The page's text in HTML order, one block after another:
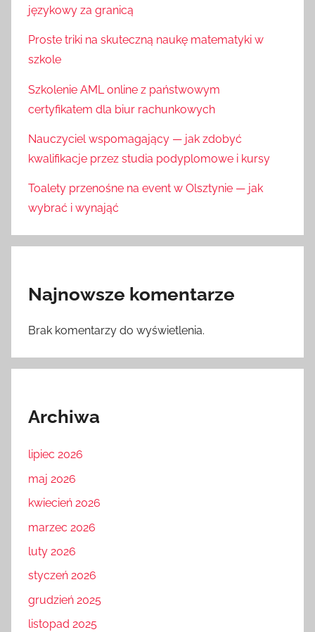
językowy za granicą
Proste triki na skuteczną naukę matematyki w
szkole
Szkolenie AML online z państwowym
certyfikatem dla biur rachunkowych
Nauczyciel wspomagający — jak zdobyć
kwalifikacje przez studia podyplomowe i kursy
Toalety przenośne na event w Olsztynie — jak
wybrać i wynająć
Najnowsze komentarze
Brak komentarzy do wyświetlenia.
Archiwa
lipiec 2026
maj 2026
kwiecień 2026
marzec 2026
luty 2026
styczeń 2026
grudzień 2025
listopad 2025